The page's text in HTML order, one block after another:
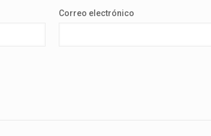
Correo electrónico